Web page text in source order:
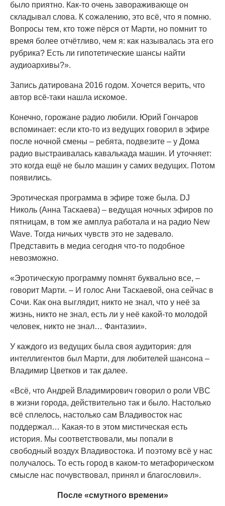
было приятно. Как-то очень завораживающе он
складывал слова. К сожалению, это всё, что я помню.
Вопросы тем, кто тоже пёрся от Марти, но помнит то
время более отчётливо, чем я: как называлась эта его
рубрика? Есть ли гипотетические шансы найти
аудиоархивы?».
Запись датирована 2016 годом. Хочется верить, что
автор всё-таки нашла искомое.
Конечно, горожане радио любили. Юрий Гончаров
вспоминает: если кто-то из ведущих говорил в эфире
после ночной смены – ребята, подвезите – у Дома
радио выстраивалась кавалькада машин. И уточняет:
это когда ещё не было машин у самих ведущих. Потом
появились.
Эротическая программа в эфире тоже была. DJ
Николь (Анна Таскаева) – ведущая ночных эфиров по
пятницам, в том же амплуа работала и на радио New
Wave. Тогда ничьих чувств это не задевало.
Представить в медиа сегодня что-то подобное
невозможно.
«Эротическую программу помнят буквально все, –
говорит Марти. – И голос Ани Таскаевой, она сейчас в
Сочи. Как она выглядит, никто не знал, что у неё за
жизнь, никто не знал, есть ли у неё какой-то молодой
человек, никто не знал… Фантазии».
У каждого из ведущих была своя аудитория: для
интеллигентов был Марти, для любителей шансона –
Владимир Цветков и так далее.
«Всё, что Андрей Владимирович говорил о роли VBC
в жизни города, действительно так и было. Настолько
всё сплелось, настолько сам Владивосток нас
поддержал… Какая-то в этом мистическая есть
история. Мы соответствовали, мы попали в
свободный воздух Владивостока. И поэтому всё у нас
получалось. То есть город в каком-то метафорическом
смысле нас почувствовал, принял и благословил».
После «смутного времени»